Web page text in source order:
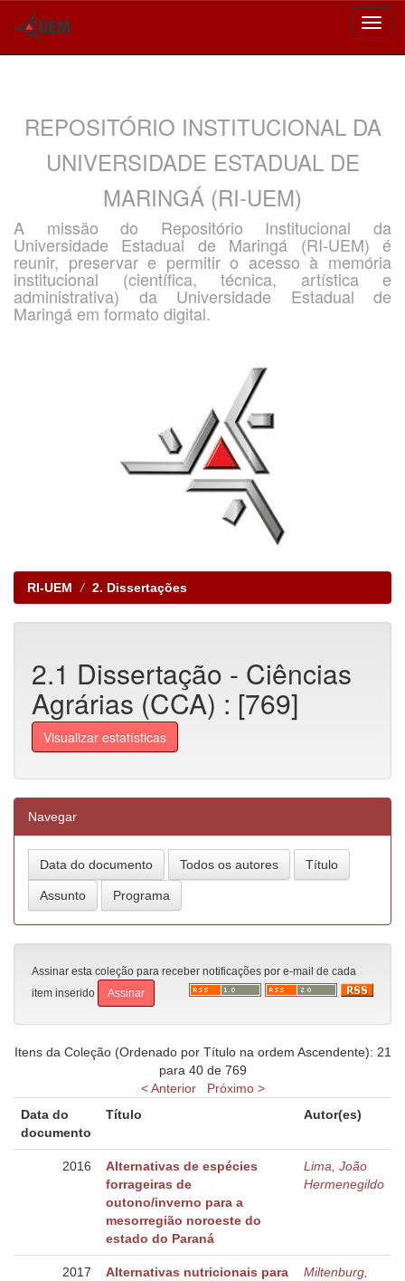
REPOSITÓRIO INSTITUCIONAL DA
UNIVERSIDADE ESTADUAL DE
MARINGÁ (RI-UEM)
A missão do Repositório Institucional da
Universidade Estadual de Maringá (RI-UEM) é
reunir, preservar e permitir o acesso à memória
institucional (científica, técnica, artística e
administrativa) da Universidade Estadual de
Maringá em formato digital.
RI-UEM 2. Dissertações
2.1 Dissertação - Ciências
Agrárias (CCA) : [769]
Visualizar estatísticas
Navegar
Assinar esta coleção para receber notificações por e-mail de cada
item inserido
Itens da Coleção (Ordenado por Título na ordem Ascendente): 21
para 40 de 769
< Anterior
Próximo >
Data do
documento
Título Autor(es)
2016
Alternativas de espécies
forrageiras de
outono/inverno para a
mesorregião noroeste do
estado do Paraná
Lima, João
Hermenegildo
2017
Alternativas nutricionais para
Miltenburg,